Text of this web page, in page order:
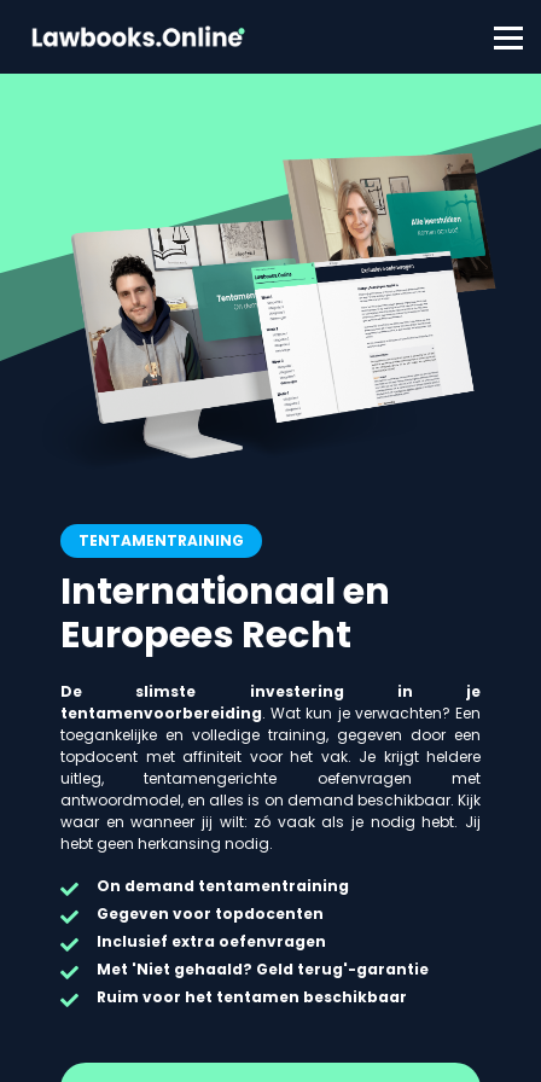
FAQ
Contact
TENTAMENTRAINING
Internationaal en
Europees Recht
De slimste investering in je
tentamenvoorbereiding. Wat kun je verwachten? Een
toegankelijke en volledige training, gegeven door een
topdocent met affiniteit voor het vak. Je krijgt heldere
uitleg, tentamengerichte oefenvragen met
antwoordmodel, en alles is on demand beschikbaar. Kijk
waar en wanneer jij wilt: zó vaak als je nodig hebt. Jij
hebt geen herkansing nodig.
On demand tentamentraining
Gegeven voor topdocenten
Inclusief extra oefenvragen
Met 'Niet gehaald? Geld terug'-garantie
Ruim voor het tentamen beschikbaar